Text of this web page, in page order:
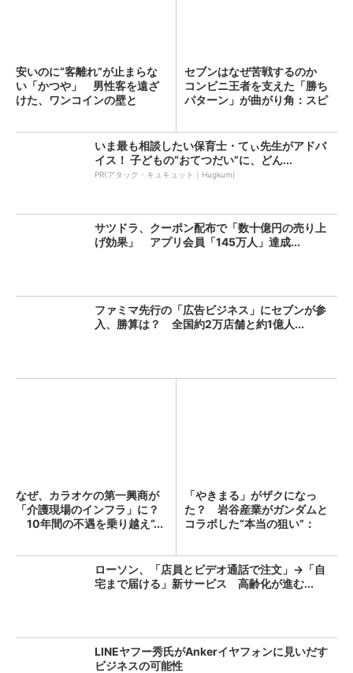
安いのに“客離れ”が止まらな
い「かつや」 男性客を遠ざ
けた、ワンコインの壁と
セブンはなぜ苦戦するのか
コンビニ王者を支えた「勝ち
パターン」が曲がり角：スピ
いま最も相談したい保育士・てぃ先生がアドバ
イス！ 子どもの“おてつだい”に、どん...
PR(アタック・キュキュット｜Hugkum)
サツドラ、クーポン配布で「数十億円の売り上
げ効果」 アプリ会員「145万人」達成...
ファミマ先行の「広告ビジネス」にセブンが参
入、勝算は？ 全国約2万店舗と約1億人...
なぜ、カラオケの第一興商が
「介護現場のインフラ」に？
10年間の不遇を乗り越え“...
「やきまる」がザクになっ
た？ 岩谷産業がガンダムと
コラボした“本当の狙い”：
ローソン、「店員とビデオ通話で注文」→「自
宅まで届ける」新サービス 高齢化が進む...
LINEヤフー秀氏がAnkerイヤフォンに見いだす
ビジネスの可能性